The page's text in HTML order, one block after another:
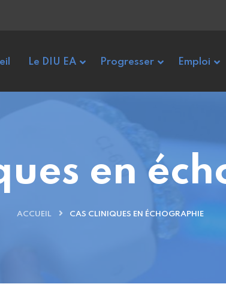
Le DIU EA Progresser Emploi
en
ACCUEIL CAS CLINIQUES EN ÉCHOGRAPHIE